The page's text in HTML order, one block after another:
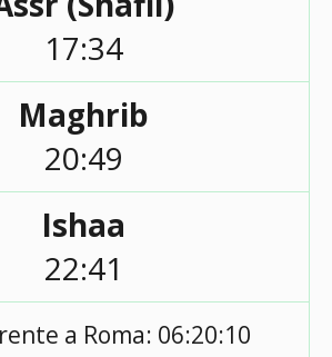
17:34
Maghrib
20:49
Ishaa
22:41
a Roma: 06:20:10